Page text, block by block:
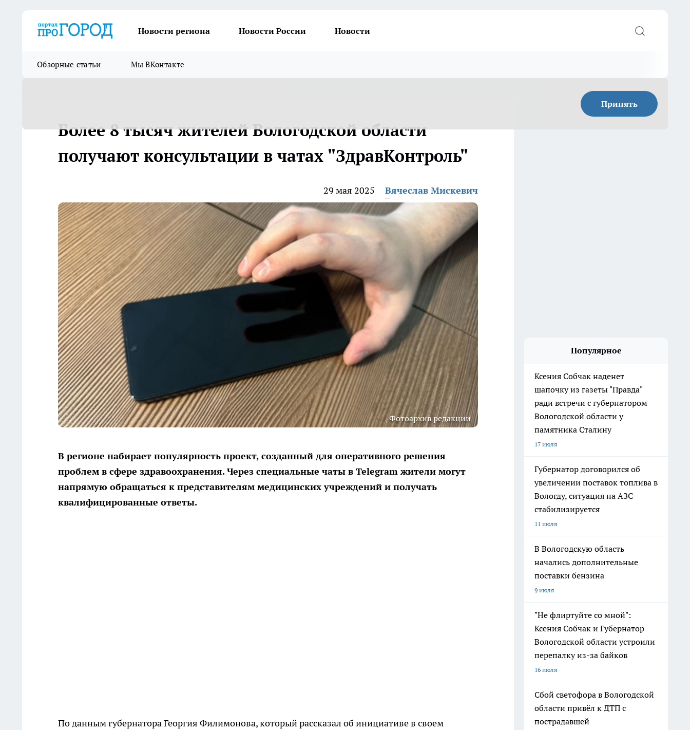
Новости региона Новости России Новости
Обзорные статьи Мы ВКонтакте
Принять
Более 8 тысяч жителей Вологодской области
получают консультации в чатах "ЗдравКонтроль"
29 мая 2025 Вячеслав Мискевич
Фотоархив редакции
В регионе набирает популярность проект, созданный для оперативного решения
проблем в сфере здравоохранения. Через специальные чаты в Telegram жители могут
напрямую обращаться к представителям медицинских учреждений и получать
квалифицированные ответы.
По данным губернатора Георгия Филимонова, который рассказал об инициативе в своем
Популярное
Ксения Собчак наденет
шапочку из газеты "Правда"
ради встречи с губернатором
Вологодской области у
памятника Сталину
17 июля
Губернатор договорился об
увеличении поставок топлива в
Вологду, ситуация на АЗС
стабилизируется
11 июля
В Вологодскую область
начались дополнительные
поставки бензина
9 июля
"Не флиртуйте со мной":
Ксения Собчак и Губернатор
Вологодской области устроили
перепалку из-за байков
16 июля
Сбой светофора в Вологодской
области привёл к ДТП с
пострадавшей